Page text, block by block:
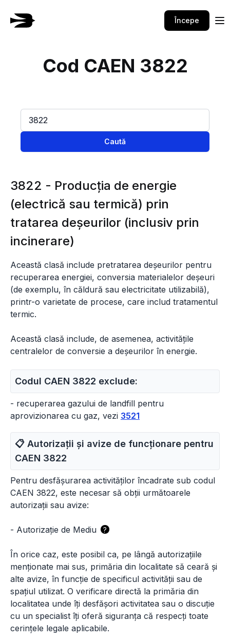
Începe
Cod CAEN 3822
Caută
3822 - Producţia de energie
(electrică sau termică) prin
tratarea deşeurilor (inclusiv prin
incinerare)
Această clasă include pretratarea deșeurilor pentru
recuperarea energiei, conversia materialelor deșeuri
(de exemplu, în căldură sau electricitate utilizabilă),
printr-o varietate de procese, care includ tratamentul
termic.
Această clasă include, de asemenea, activitățile
centralelor de conversie a deșeurilor în energie.
Codul CAEN 3822 exclude:
- recuperarea gazului de landfill pentru
aprovizionarea cu gaz, vezi 3521
📋 Autorizații și avize de funcționare pentru
CAEN 3822
Pentru desfășurarea activităților încadrate sub codul
CAEN 3822, este necesar să obții următoarele
autorizații sau avize:
- Autorizație de Mediu ?
În orice caz, este posibil ca, pe lângă autorizațiile
menționate mai sus, primăria din localitate să ceară și
alte avize, în funcție de specificul activității sau de
spațiul utilizat. O verificare directă la primăria din
localitatea unde îți desfășori activitatea sau o discuție
cu un specialist îți oferă siguranța că respecți toate
cerințele legale aplicabile.